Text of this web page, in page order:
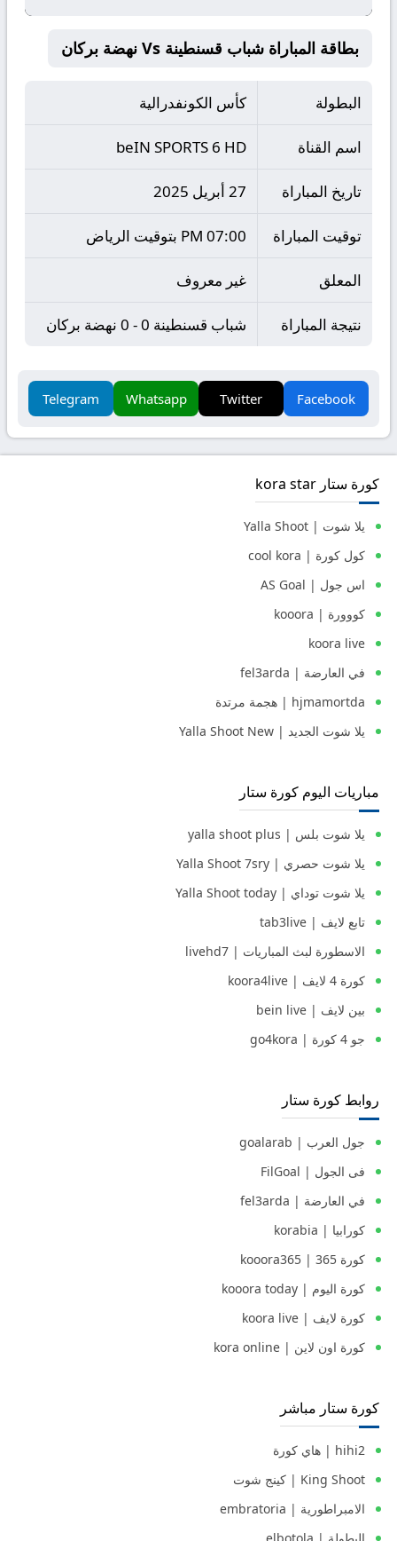
بطاقة المباراة شباب قسنطينة Vs نهضة بركان
البطولة كأس الكونفدرالية
اسم القناة beIN SPORTS 6 HD
تاريخ المباراة 27 أبريل 2025
توقيت المباراة 07:00 PM بتوقيت الرياض
المعلق غير معروف
نتيجة المباراة شباب قسنطينة 0 - 0 نهضة بركان
Facebook
Twitter
Whatsapp
Telegram
كورة ستار kora star
يلا شوت | Yalla Shoot
كول كورة | cool kora
اس جول | AS Goal
كووورة | kooora
koora live
في العارضة | fel3arda
hjmamortda | هجمة مرتدة
يلا شوت الجديد | Yalla Shoot New
مباريات اليوم كورة ستار
يلا شوت بلس | yalla shoot plus
يلا شوت حصري | Yalla Shoot 7sry
يلا شوت توداي | Yalla Shoot today
تابع لايف | tab3live
الاسطورة لبث المباريات | livehd7
كورة 4 لايف | koora4live
بين لايف | bein live
جو 4 كورة | go4kora
روابط كورة ستار
جول العرب | goalarab
فى الجول | FilGoal
في العارضة | fel3arda
كورابيا | korabia
كورة 365 | kooora365
كورة اليوم | kooora today
كورة لايف | koora live
كورة اون لاين | kora online
كورة ستار مباشر
hihi2 | هاي كورة
King Shoot | كينج شوت
الامبراطورية | embratoria